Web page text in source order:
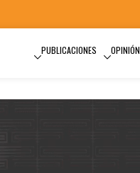
PUBLICACIONES OPINIÓN